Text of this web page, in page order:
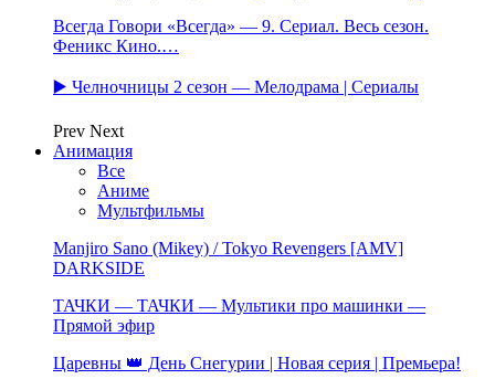
Всегда Говори «Всегда» — 9. Сериал. Весь сезон.
Феникс Кино.…
▶️ Челночницы 2 сезон — Мелодрама | Сериалы
Prev Next
Анимация
Все
Аниме
Мультфильмы
Manjiro Sano (Mikey) / Tokyo Revengers [AMV]
DARKSIDE
ТАЧКИ — ТАЧКИ — Мультики про машинки —
Прямой эфир
Царевны 👑 День Снегурии | Новая серия | Премьера!